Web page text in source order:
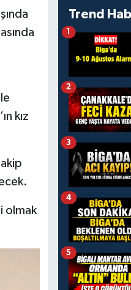
kız
olmak
Trend
1
2
3
4
5